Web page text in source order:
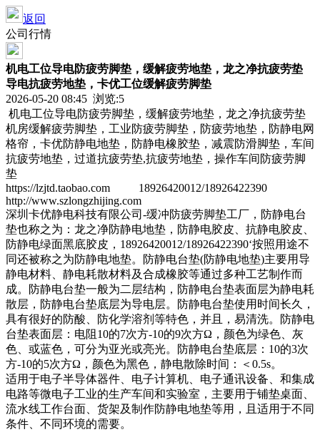
返回
公司行情
机电工位导电防疲劳脚垫，缓解疲劳地垫，龙之净抗疲劳垫
导电抗疲劳地垫，卡优工位缓解疲劳脚垫
2026-05-20 08:45 浏览:5
机电工位导电防疲劳脚垫，缓解疲劳地垫，龙之净抗疲劳垫
机房缓解疲劳脚垫，工业防疲劳脚垫，防疲劳地垫，防静电网
格帘，卡优防静电地垫，防静电橡胶垫，减震防滑脚垫，车间
抗疲劳地垫，过道抗疲劳垫,抗疲劳地垫，操作车间防疲劳脚
垫
https://lzjtd.taobao.com 18926420012/18926422390
http://www.szlongzhijing.com
深圳卡优静电科技有限公司-缓冲防疲劳脚垫工厂，防静电台
垫也称之为：龙之净防静电地垫，防静电胶皮、抗静电胶皮、
防静电绿面黑底胶皮，18926420012/18926422390‘按照用途不
同还被称之为防静电地垫。防静电台垫(防静电地垫)主要用导
静电材料、静电耗散材料及合成橡胶等通过多种工艺制作而
成。防静电台垫一般为二层结构，防静电台垫表面层为静电耗
散层，防静电台垫底层为导电层。防静电台垫使用时间长久，
具有很好的防酸、防化学溶剂等特色，并且，易清洗。防静电
台垫表面层：电阻10的7次方-10的9次方Ω，颜色为绿色、灰
色、或蓝色，可分为亚光或亮光。防静电台垫底层：10的3次
方-10的5次方Ω，颜色为黑色，静电散除时间：＜0.5s。
适用于电子半导体器件、电子计算机、电子通讯设备、和集成
电路等微电子工业的生产车间和实验室，主要用于铺垫桌面、
流水线工作台面、货架及制作防静电地垫等用，且适用于不同
条件、不同环境的需要。